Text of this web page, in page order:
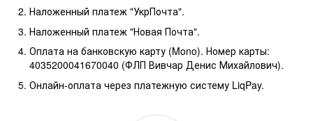
Наложенный платеж "УкрПочта".
Наложенный платеж "Новая Почта".
Оплата на банковскую карту (Mono). Номер карты:
4035200041670040 (ФЛП Вивчар Денис Михайлович).
Онлайн-оплата через платежную систему LiqPay.